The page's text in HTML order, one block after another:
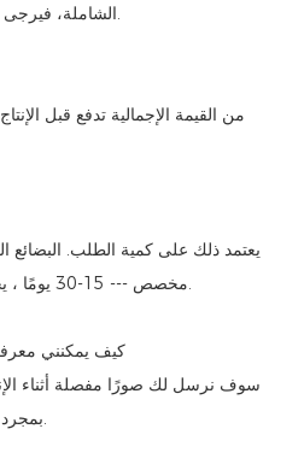
الشاملة، فيرجى تقديم عنوان التسليم التفصيلي.
مخصص --- 15-30 يومًا ، يجب أن ترى الكمية الخاصة بك.
11.كيف يمكنني
سنقوم بتوريد رقم BL. بمجرد شحنها.